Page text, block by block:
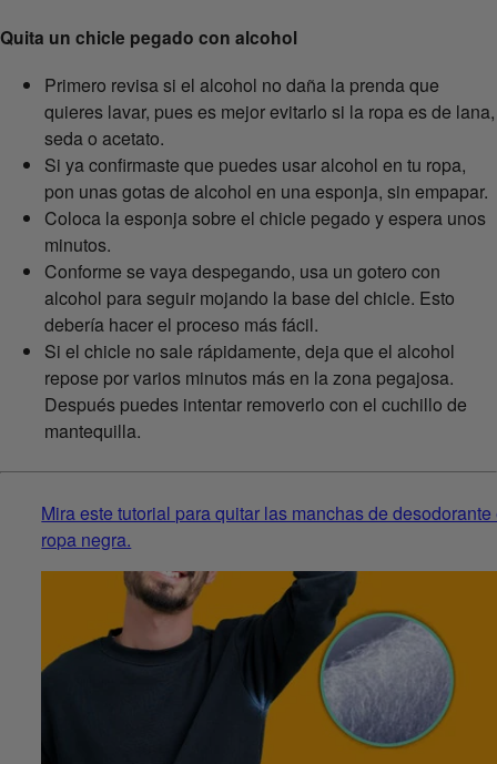
Quita un chicle pegado con alcohol
Primero revisa si el alcohol no daña la prenda que
quieres lavar, pues es mejor evitarlo si la ropa es de lana,
seda o acetato.
Si ya confirmaste que puedes usar alcohol en tu ropa,
pon unas gotas de alcohol en una esponja, sin empapar.
Coloca la esponja sobre el chicle pegado y espera unos
minutos.
Conforme se vaya despegando, usa un gotero con
alcohol para seguir mojando la base del chicle. Esto
debería hacer el proceso más fácil.
Si el chicle no sale rápidamente, deja que el alcohol
repose por varios minutos más en la zona pegajosa.
Después puedes intentar removerlo con el cuchillo de
mantequilla.
Mira este tutorial para quitar las manchas de
ropa negra.